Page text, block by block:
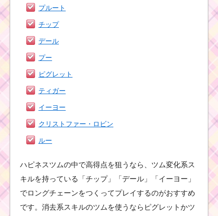
プルート
チップ
デール
プー
ピグレット
ティガー
イーヨー
クリストファー・ロビン
ルー
ハピネスツムの中で高得点を狙うなら、ツム変化系ス
キルを持っている「チップ」「デール」「イーヨー」
でロングチェーンをつくってプレイするのがおすすめ
です。消去系スキルのツムを使うならピグレットかツ